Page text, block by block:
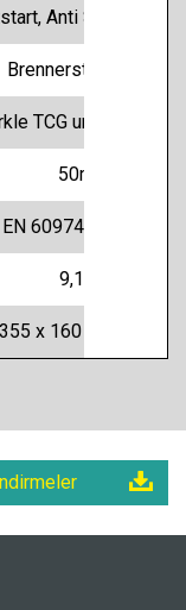
Anti Stick, Arc Force
Brennersteckdose
TCG und 5-pol. Stecker
50mm
EN 60974-1 „S“ /CE
9,1 kg
355 x 160 x 275 mm